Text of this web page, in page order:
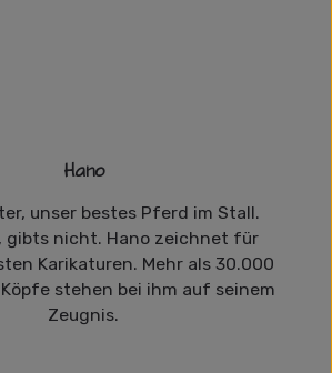
Hano
unser bestes Pferd im Stall.
gibts nicht. Hano zeichnet für
Karikaturen. Mehr als 30.000
stehen bei ihm auf seinem
Zeugnis.